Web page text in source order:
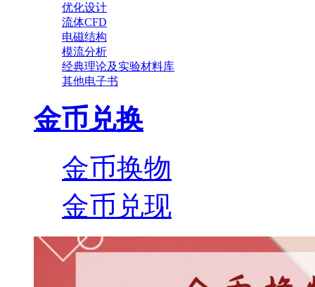
优化设计
流体CFD
电磁结构
模流分析
经典理论及实验材料库
其他电子书
金币兑换
金币换物
金币兑现